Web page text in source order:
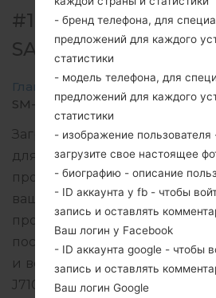
#16981 ДЛЯ SM-
SAMSUNGGALAXY
Главная → Galaxy J7 2016
SM-
Загрузите последнее
для Samsung Galaxy J7
проверить,
вашего смартфона
прошивки UPO для
поставляется с версией
и версия CSC
J710MNUBU4BRF1.
- бренд телефона, для
предложений для каждого
статистики
- модель телефона, для
предложений для каждого
статистики
- изображение
загрузите свое настоящее
- биографию - описание
- ID аккаунта у fb - чтобы
запись и оставлять
Ваш логин у Facebook
- ID аккаунта google - чтобы
запись и оставлять
Ваш логин Google